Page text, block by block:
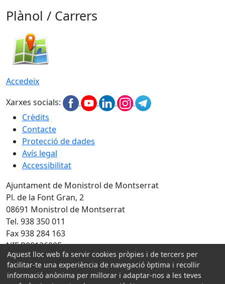
Plànol / Carrers
Accedeix
Xarxes socials:
Crèdits
Contacte
Protecció de dades
Avís legal
Accessibilitat
Ajuntament de Monistrol de Montserrat
Pl. de la Font Gran, 2
08691 Monistrol de Montserrat
Tel. 938 350 011
Fax 938 284 163
NIF P0812600E
Amb la col·laboració de:
Aquest lloc web fa servir cookies pròpies i de tercers per
facilitar-te una experiència de navegació òptima i recollir
informació anònima per millorar i adaptar-nos a les teves